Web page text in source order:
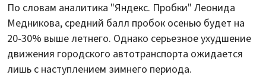
По словам аналитика "Яндекс. Пробки" Леонида
Медникова, средний балл пробок осенью будет на
20-30% выше летнего. Однако серьезное ухудшение
движения городского автотранспорта ожидается
лишь с наступлением зимнего периода.